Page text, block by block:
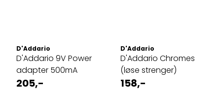
D'Addario
D'Addario 9V Power
adapter 500mA
205,-
D'Addario
D'Addario Chromes
(løse strenger)
158,-